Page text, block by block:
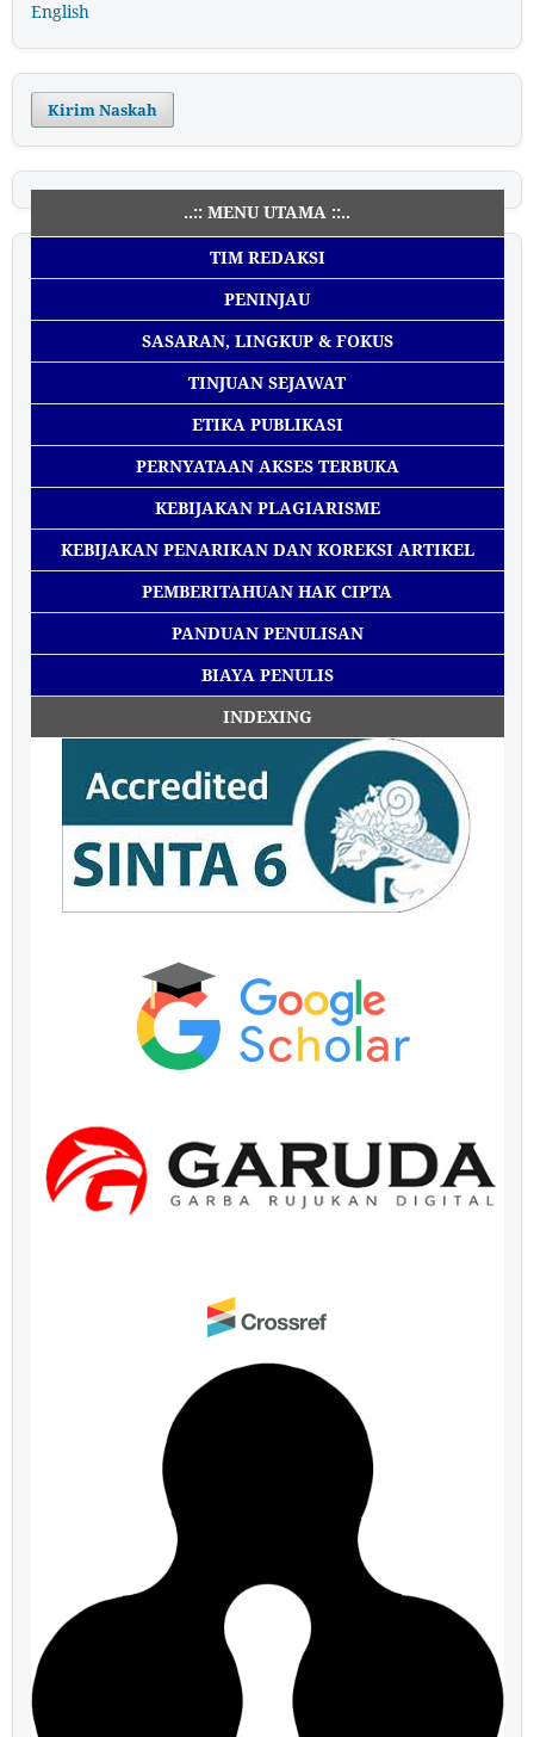
English
Kirim Naskah
..:: MENU UTAMA ::..
TIM REDAKSI
PENINJAU
SASARAN, LINGKUP & FOKUS
TINJUAN SEJAWAT
ETIKA PUBLIKASI
PERNYATAAN AKSES TERBUKA
KEBIJAKAN PLAGIARISME
KEBIJAKAN PENARIKAN DAN KOREKSI ARTIKEL
PEMBERITAHUAN HAK CIPTA
PANDUAN PENULISAN
BIAYA PENULIS
INDEXING